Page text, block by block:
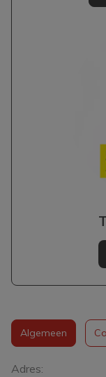
Algemeen
Algemeen
Adres: